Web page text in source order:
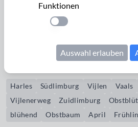
am Vaals Vijlenerweg.
Streuobstwiesen in Südlimburg
Harles Südlimburg Vijlen Vaals
Vijlenerweg
Zuidlimburg
blühend
Obstbaum April
Funktionen
Einstellung anwenden
Auswahl erlauben